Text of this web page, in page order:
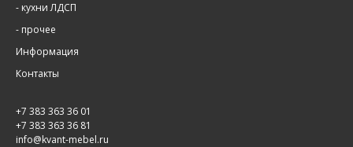
- кухни ЛДСП
- прочее
Информация
Контакты
+7 383 363 36 01
+7 383 363 36 81
info@kvant-mebel.ru